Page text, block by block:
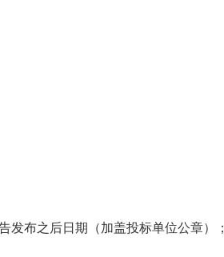
发布之后日期（加盖投标单位公章）；